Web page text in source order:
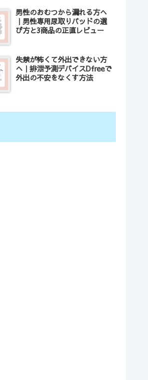
男性のおむつから漏れる方へ
｜男性専用尿取りパッドの選
び方と3商品の正直レビュー
失禁が怖くて外出できない方
へ｜排泄予測デバイスDfreeで
外出の不安をなくす方法